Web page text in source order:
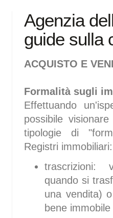
Agenzia
guide sulla
ACQUISTO E
Formalità sugli
Effettuando
possibile
tipologie di
Registri immobiliari:
trascrizioni:
quando si
una vendita)
bene immobile